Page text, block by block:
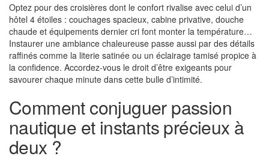
Optez pour des croisières dont le confort rivalise avec celui d’un
hôtel 4 étoiles : couchages spacieux, cabine privative, douche
chaude et équipements dernier cri font monter la température…
Instaurer une ambiance chaleureuse passe aussi par des détails
raffinés comme la literie satinée ou un éclairage tamisé propice à
la confidence. Accordez-vous le droit d’être exigeants pour
savourer chaque minute dans cette bulle d’intimité.
Comment conjuguer passion
nautique et instants précieux à
deux ?